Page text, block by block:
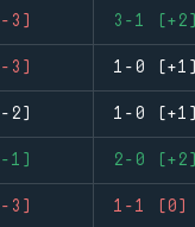
3) 3-1 (+2)
3) 1-0 (+1)
2) 1-0 (+1)
1) 2-0 (+2)
3) 1-1 (0)